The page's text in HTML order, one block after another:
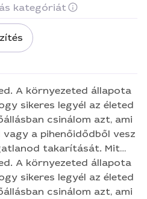
kategóriát
A környezeted állapota
sikeres legyél az életed
csinálom azt, ami
a pihenőidődből vesz
takarítását. Mit
ha
vagy én?
A környezeted állapota
sikeres legyél az életed
csinálom azt, ami